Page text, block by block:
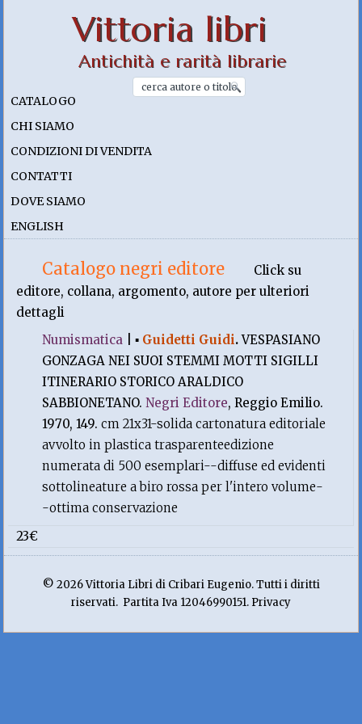
Vittoria libri
Antichità e rarità librarie
CATALOGO
CHI SIAMO
CONDIZIONI DI VENDITA
CONTATTI
DOVE SIAMO
ENGLISH
Catalogo negri editore
Click su
editore, collana, argomento, autore per ulteriori
dettagli
Numismatica |▪ Guidetti Guidi.VESPASIANO
GONZAGA NEI SUOI STEMMI MOTTI SIGILLI
ITINERARIO STORICO ARALDICO
SABBIONETANO.Negri Editore, Reggio Emilio.
1970, 149.cm 21x31-solida cartonatura editoriale
avvolto in plastica trasparenteedizione
numerata di 500 esemplari--diffuse ed evidenti
sottolineature a biro rossa per l'intero volume-
-ottima conservazione
23€
© 2026 Vittoria Libri di Cribari Eugenio. Tutti i diritti
riservati. Partita Iva 12046990151. Privacy